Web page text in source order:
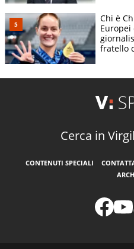
Chi è
Europei
fratello
Cerca in
CONTENUTI SPECIALI